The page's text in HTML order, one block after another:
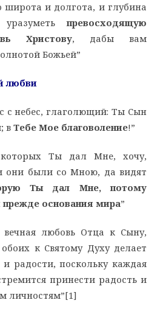
широта и долгота, и глубина
превосходящую
Христову, дабы вам
Божьей”
любви
с небес, глаголющий: Ты Сын
в Тебе Мое благоволение!”
Ты дал Мне, хочу,
они были со Мною, да видят
Ты дал Мне, потому
основания мира”
вечная любовь Отца к Сыну,
к Святому Духу делает
радости, поскольку каждая
принести радость и
личностям”[1]